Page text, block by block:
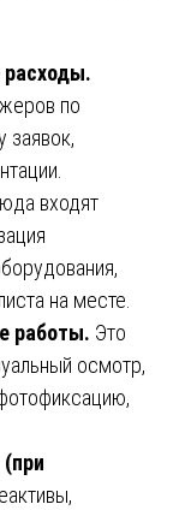
расходы.
по
заявок,
входят
на месте.
работы. Это
осмотр,